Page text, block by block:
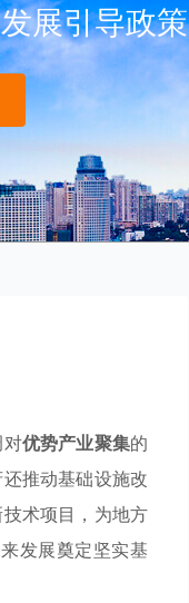
展引导政策
优势产业聚集的
推动基础设施改
术项目，为地方
发展奠定坚实基